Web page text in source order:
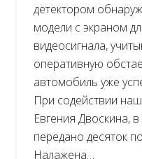
детектором
модели с экраном
видеосигнала,
оперативную
автомобиль уже
При содействии
Евгения Двоскина,
передано десяток
Налажена…